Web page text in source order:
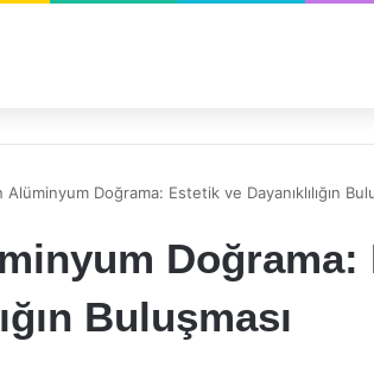
Alüminyum Doğrama: Estetik ve Dayanıklılığın
Buluşması